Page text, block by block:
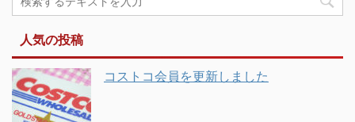
人気の投稿
コストコ会員を更新しました